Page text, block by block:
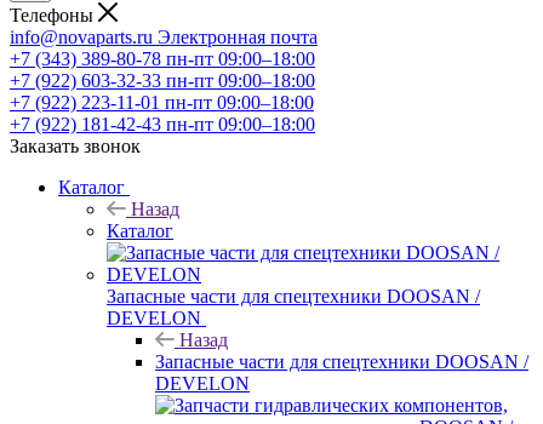
Телефоны
info@novaparts.ru Электронная почта
+7 (343) 389-80-78 пн-пт 09:00–18:00
+7 (922) 603-32-33 пн-пт 09:00–18:00
+7 (922) 223-11-01 пн-пт 09:00–18:00
+7 (922) 181-42-43 пн-пт 09:00–18:00
Заказать звонок
Каталог
Назад
Каталог
Запасные части для спецтехники DOOSAN /
DEVELON
Назад
Запасные части для спецтехники DOOSAN /
DEVELON